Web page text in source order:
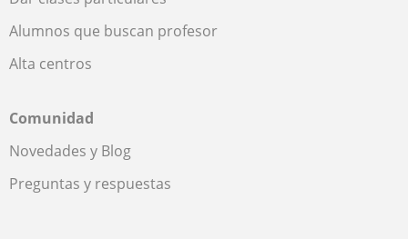
Alumnos que buscan profesor
Alta centros
Comunidad
Novedades y Blog
Preguntas y respuestas